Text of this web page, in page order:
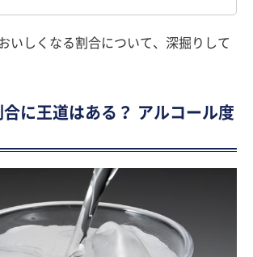
いしくなる割合について、深掘りして
に王道はある？ アルコール度